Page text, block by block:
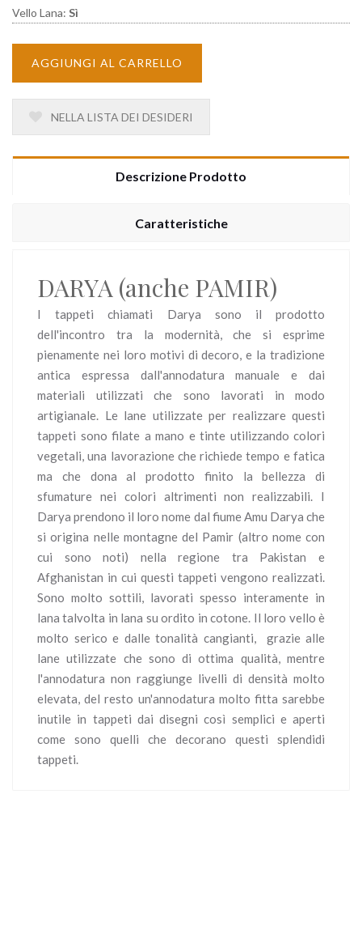
Vello Lana: Sì
AGGIUNGI AL CARRELLO
NELLA LISTA DEI DESIDERI
Descrizione Prodotto
Caratteristiche
DARYA (anche PAMIR)
I tappeti chiamati Darya sono il prodotto
dell'incontro tra la modernità, che si esprime
pienamente nei loro motivi di decoro, e la tradizione
antica espressa dall'annodatura manuale e dai
materiali utilizzati che sono lavorati in modo
artigianale. Le lane utilizzate per realizzare questi
tappeti sono filate a mano e tinte utilizzando colori
vegetali, una lavorazione che richiede tempo e fatica
ma che dona al prodotto finito la bellezza di
sfumature nei colori altrimenti non realizzabili. I
Darya prendono il loro nome dal fiume Amu Darya che
si origina nelle montagne del Pamir (altro nome con
cui sono noti) nella regione tra Pakistan e
Afghanistan in cui questi tappeti vengono realizzati.
Sono molto sottili, lavorati spesso interamente in
lana talvolta in lana su ordito in cotone. Il loro vello è
molto serico e dalle tonalità cangianti, grazie alle
lane utilizzate che sono di ottima qualità, mentre
l'annodatura non raggiunge livelli di densità molto
elevata, del resto un'annodatura molto fitta sarebbe
inutile in tappeti dai disegni così semplici e aperti
come sono quelli che decorano questi splendidi
tappeti.